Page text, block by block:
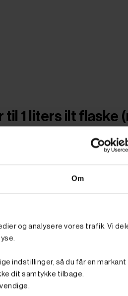
Om
og analysere vores trafik. Vi
indstillinger, så du får en markant
dit samtykke tilbage.
til 1 liters ilt flaske